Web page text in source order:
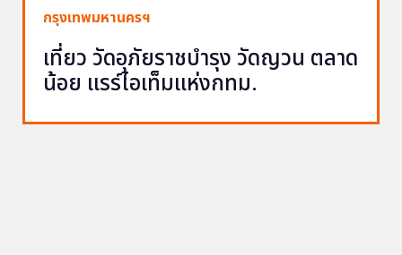
กรุงเทพมหานครฯ
เที่ยว วัดอุภัยราชบำรุง วัดญวน ตลาด
น้อย แรร์ไอเท็มแห่งกทม.